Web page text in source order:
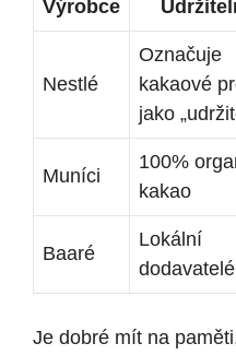
Výrobce
Nestlé
Označuje
kakaové
jako
Muníci
100%
kakao
Baaré
Lokální
dodavatelé
Je dobré mít na